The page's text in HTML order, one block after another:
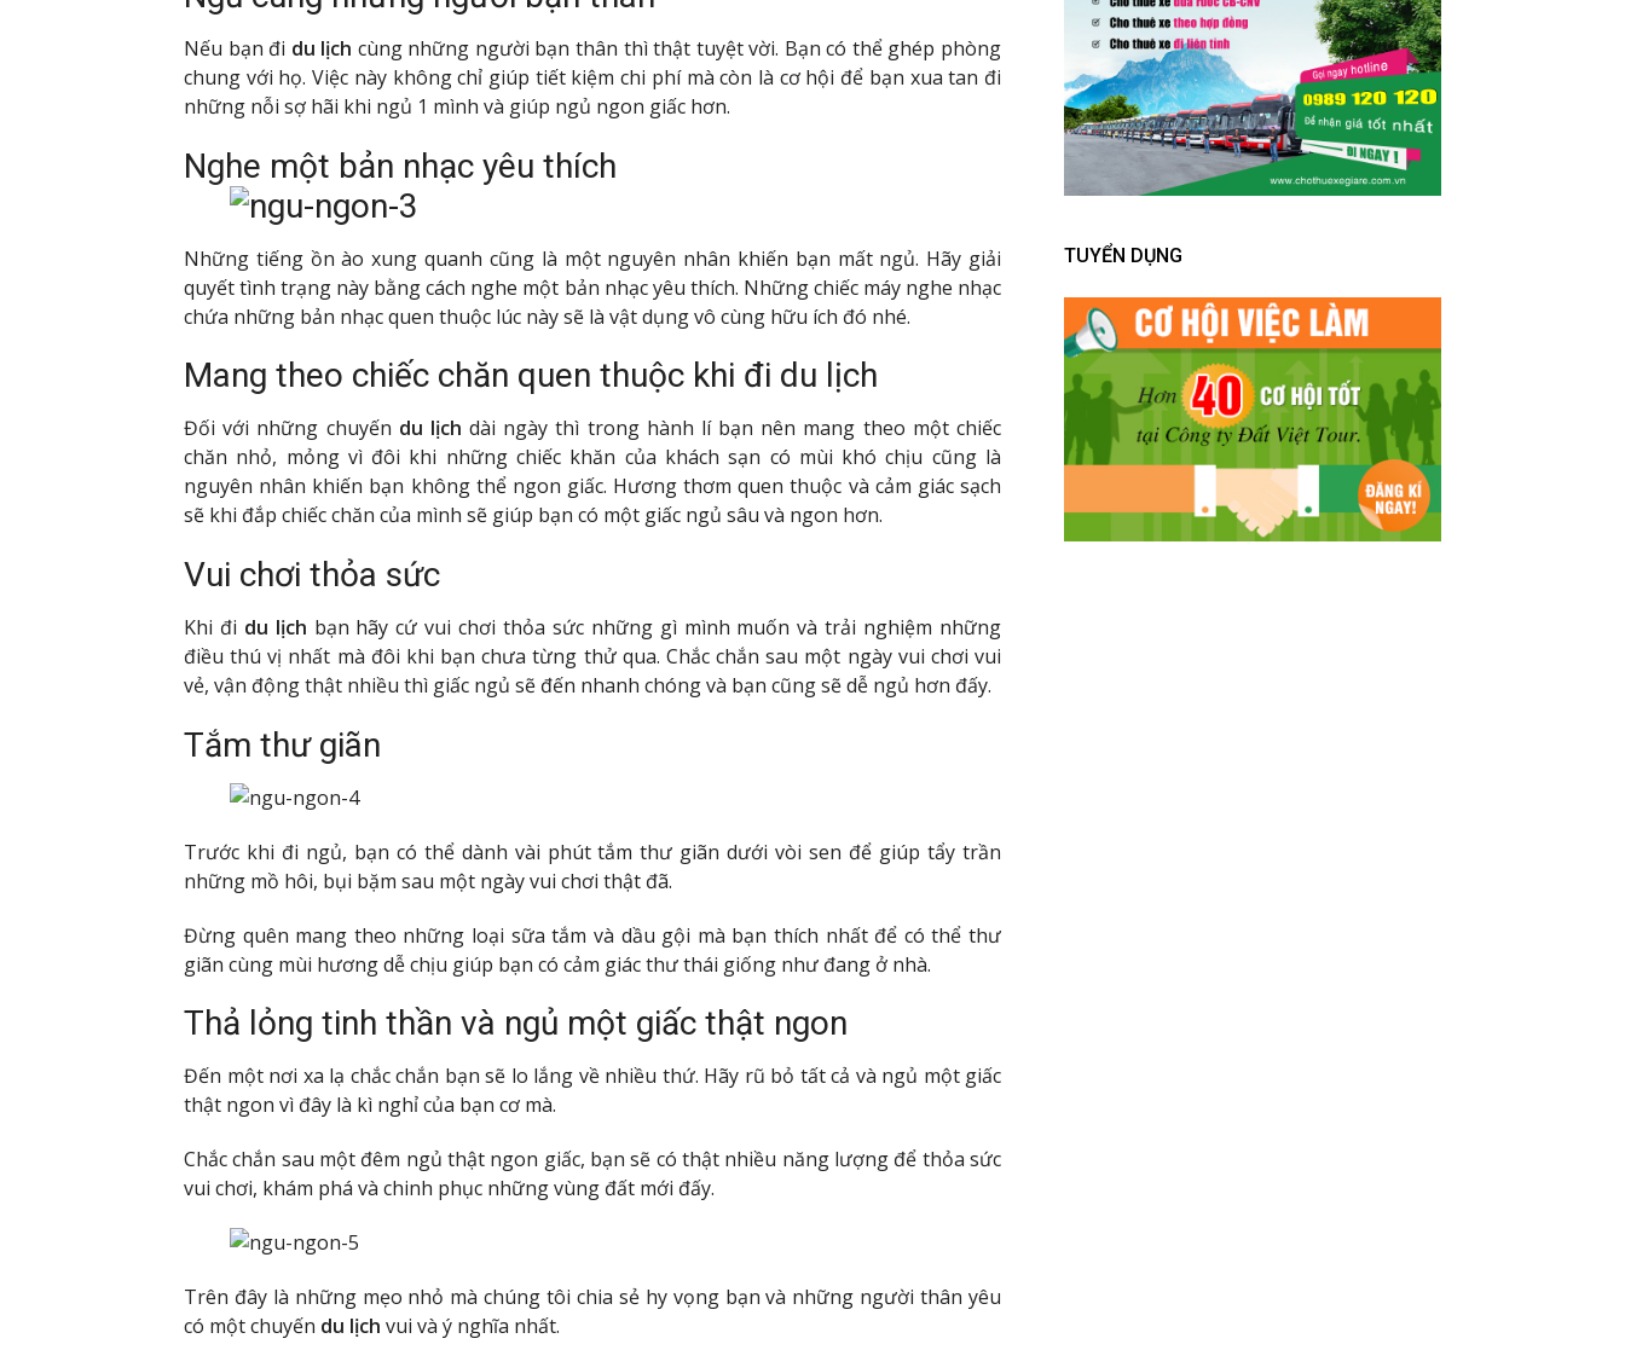
Nếu bạn đi du lịch cùng những người bạn thân thì thật tuyệt vời. Bạn có thể ghép phòng
chung với họ. Việc này không chỉ giúp tiết kiệm chi phí mà còn là cơ hội để bạn xua tan đi
những nỗi sợ hãi khi ngủ 1 mình và giúp ngủ ngon giấc hơn.
Nghe một bản nhạc yêu thích
Những tiếng ồn ào xung quanh cũng là một nguyên nhân khiến bạn mất ngủ. Hãy giải
quyết tình trạng này bằng cách nghe một bản nhạc yêu thích. Những chiếc máy nghe nhạc
chứa những bản nhạc quen thuộc lúc này sẽ là vật dụng vô cùng hữu ích đó nhé.
Mang theo chiếc chăn quen thuộc khi đi du lịch
Đối với những chuyến du lịch dài ngày thì trong hành lí bạn nên mang theo một chiếc
chăn nhỏ, mỏng vì đôi khi những chiếc khăn của khách sạn có mùi khó chịu cũng là
nguyên nhân khiến bạn không thể ngon giấc. Hương thơm quen thuộc và cảm giác sạch
sẽ khi đắp chiếc chăn của mình sẽ giúp bạn có một giấc ngủ sâu và ngon hơn.
Vui chơi thỏa sức
Khi đi du lịch bạn hãy cứ vui chơi thỏa sức những gì mình muốn và trải nghiệm những
điều thú vị nhất mà đôi khi bạn chưa từng thử qua. Chắc chắn sau một ngày vui chơi vui
vẻ, vận động thật nhiều thì giấc ngủ sẽ đến nhanh chóng và bạn cũng sẽ dễ ngủ hơn đấy.
Tắm thư giãn
Trước khi đi ngủ, bạn có thể dành vài phút tắm thư giãn dưới vòi sen để giúp tẩy trần
những mồ hôi, bụi bặm sau một ngày vui chơi thật đã.
Đừng quên mang theo những loại sữa tắm và dầu gội mà bạn thích nhất để có thể thư
giãn cùng mùi hương dễ chịu giúp bạn có cảm giác thư thái giống như đang ở nhà.
Thả lỏng tinh thần và ngủ một giấc thật ngon
Đến một nơi xa lạ chắc chắn bạn sẽ lo lắng về nhiều thứ. Hãy rũ bỏ tất cả và ngủ một giấc
thật ngon vì đây là kì nghỉ của bạn cơ mà.
Chắc chắn sau một đêm ngủ thật ngon giấc, bạn sẽ có thật nhiều năng lượng để thỏa sức
vui chơi, khám phá và chinh phục những vùng đất mới đấy.
Trên đây là những mẹo nhỏ mà chúng tôi chia sẻ hy vọng bạn và những người thân yêu
có một chuyến du lịch vui và ý nghĩa nhất.
TUYỂN DỤNG